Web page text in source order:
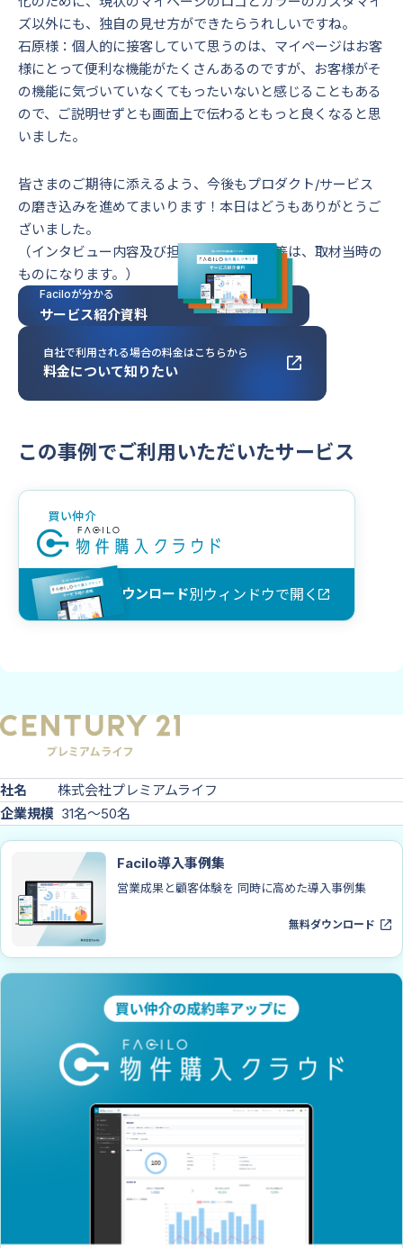
ズ以外にも、独自の見せ方ができたらうれしいですね。
石原様：個人的に接客していて思うのは、マイページはお客
様にとって便利な機能がたくさんあるのですが、お客様がそ
の機能に気づいていなくてもったいないと感じることもある
ので、ご説明せずとも画面上で伝わるともっと良くなると思
いました。
皆さまのご期待に添えるよう、今後もプロダクト/サービス
の磨き込みを進めてまいります！本日はどうもありがとうご
ざいました。
（インタビュー内容及び担当者の所属部署等は、取材当時の
ものになります。）
Faciloが分かる
サービス紹介資料
自社で利用される場合の料金はこちらから
料金について知りたい
この事例でご利用いただいたサービス
買い仲介
資料ダウンロード別ウィンドウで開く
社名
株式会社プレミアムライフ
企業規模 31名〜50名
Facilo導入事例集
営業成果と顧客体験を 同時に高めた導入事例集
無料ダウンロード